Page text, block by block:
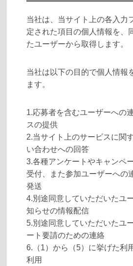
当社は、当サイト上の各入力
定された項目の個人情報を、
たユーザーから取得します。
当社は以下の目的で個人情報
ます。
1.応募者を含むユーザーへの
スの提供
2.当サイト上のサービスに関
い合わせへの回答
3.各種アンケートやキャンペ
受付、また参加ユーザーへの
発送
4.別途同意していただいたユ
知らせの情報配信
5.別途同意していただいたユ
ート要請のための連絡
6.（1）から（5）に挙げた利
利用